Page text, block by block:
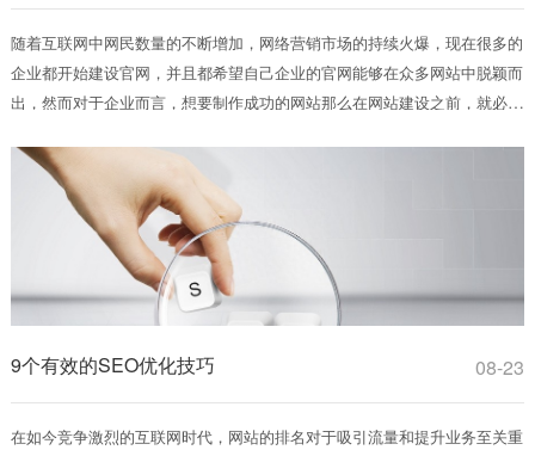
随着互联网中网民数量的不断增加，网络营销市场的持续火爆，现在很多的
企业都开始建设官网，并且都希望自己企业的官网能够在众多网站中脱颖而
出，然而对于企业而言，想要制作成功的网站那么在网站建设之前，就必须
9个有效的SEO优化技巧 08-23
在如今竞争激烈的互联网时代，网站的排名对于吸引流量和提升业务至关重